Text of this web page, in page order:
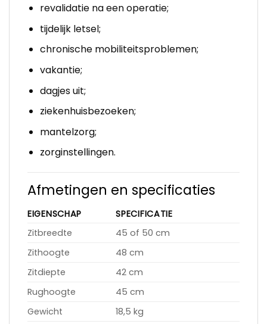
revalidatie na een operatie;
tijdelijk letsel;
chronische mobiliteitsproblemen;
vakantie;
dagjes uit;
ziekenhuisbezoeken;
mantelzorg;
zorginstellingen.
Afmetingen en specificaties
EIGENSCHAP
SPECIFICATIE
Zitbreedte
45 of 50 cm
Zithoogte
48 cm
Zitdiepte
42 cm
Rughoogte
45 cm
Gewicht
18,5 kg